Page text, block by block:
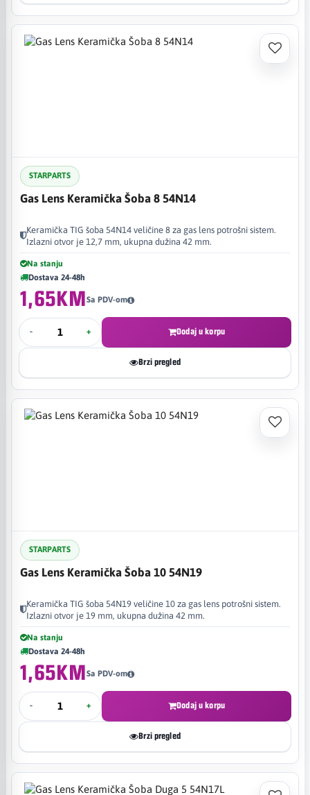
STARPARTS
Gas Lens Keramička Šoba 8 54N14
Keramička TIG šoba 54N14 veličine 8 za gas lens potrošni sistem.
Izlazni otvor je 12,7 mm, ukupna dužina 42 mm.
Na stanju
Dostava 24-48h
1,65KMSa PDV-om
- + Dodaj u korpu
Brzi pregled
STARPARTS
Gas Lens Keramička Šoba 10 54N19
Keramička TIG šoba 54N19 veličine 10 za gas lens potrošni sistem.
Izlazni otvor je 19 mm, ukupna dužina 42 mm.
Na stanju
Dostava 24-48h
1,65KMSa PDV-om
- + Dodaj u korpu
Brzi pregled